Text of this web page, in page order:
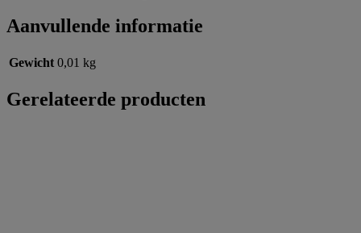
Aanvullende informatie
Gewicht 0,01 kg
Gerelateerde producten